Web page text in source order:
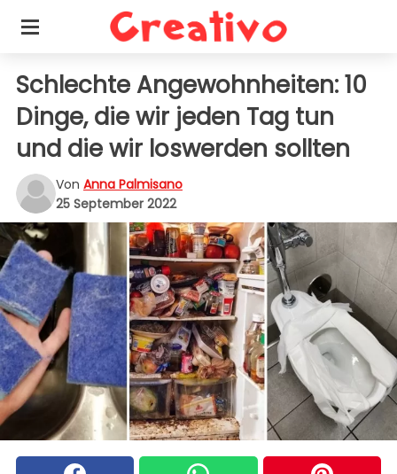
Schlechte Angewohnheiten: 10
Dinge, die wir jeden Tag tun
und die wir loswerden sollten
Von Anna Palmisano
25 September 2022